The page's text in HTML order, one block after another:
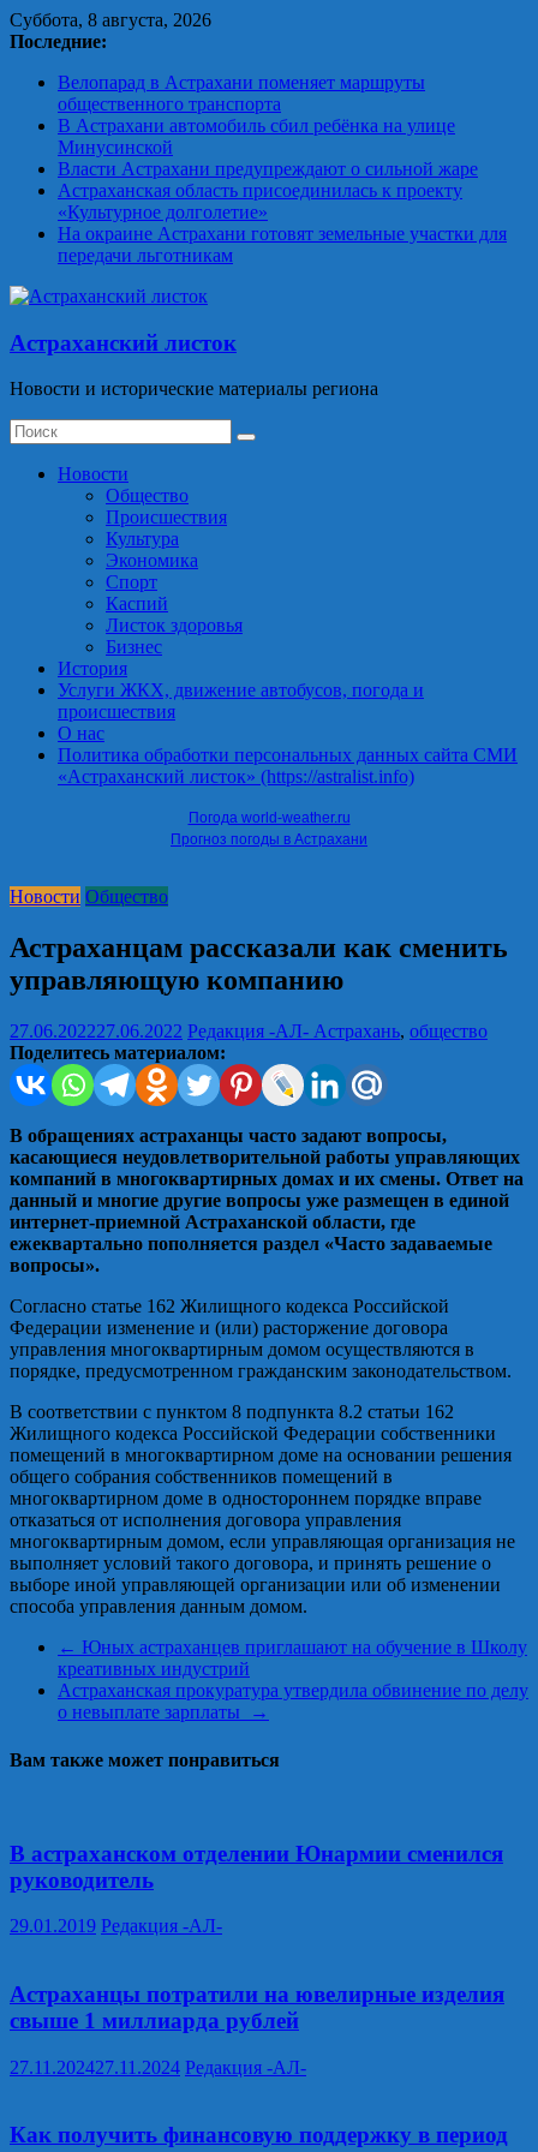
Skip
to
Суббота, 8 августа, 2026
Последние:
Велопарад в Астрахани поменяет маршруты
общественного транспорта
В Астрахани автомобиль сбил ребёнка на улице
Минусинской
Власти Астрахани предупреждают о сильной жаре
Астраханская область присоединилась к проекту
«Культурное долголетие»
На окраине Астрахани готовят земельные участки для
передачи льготникам
Астраханский листок
Новости и исторические материалы региона
Новости
Общество
Происшествия
Культура
Экономика
Спорт
Каспий
Листок здоровья
Бизнес
История
Услуги ЖКХ, движение автобусов, погода и
происшествия
О нас
Политика обработки персональных данных сайта СМИ
«Астраханский листок» (https://astralist.info)
Погода world-weather.ru
Прогноз погоды в Астрахани
Новости Общество
Астраханцам рассказали как сменить
управляющую компанию
27.06.202227.06.2022 Редакция -АЛ- Астрахань, общество
Поделитесь материалом:
В обращениях астраханцы часто задают вопросы,
касающиеся неудовлетворительной работы управляющих
компаний в многоквартирных домах и их смены. Ответ на
данный и многие другие вопросы уже размещен в единой
интернет-приемной Астраханской области, где
ежеквартально пополняется раздел «Часто задаваемые
вопросы».
Согласно статье 162 Жилищного кодекса Российской
Федерации изменение и (или) расторжение договора
управления многоквартирным домом осуществляются в
порядке, предусмотренном гражданским законодательством.
В соответствии с пунктом 8 подпункта 8.2 статьи 162
Жилищного кодекса Российской Федерации собственники
помещений в многоквартирном доме на основании решения
общего собрания собственников помещений в
многоквартирном доме в одностороннем порядке вправе
отказаться от исполнения договора управления
многоквартирным домом, если управляющая организация не
выполняет условий такого договора, и принять решение о
выборе иной управляющей организации или об изменении
способа управления данным домом.
← Юных астраханцев приглашают на обучение в Школу
креативных индустрий
Астраханская прокуратура утвердила обвинение по делу
о невыплате зарплаты
→
Вам также может понравиться
В астраханском отделении Юнармии сменился
руководитель
29.01.2019 Редакция -АЛ-
Астраханцы потратили на ювелирные изделия
свыше 1 миллиарда рублей
27.11.202427.11.2024 Редакция -АЛ-
Как получить финансовую поддержку в период